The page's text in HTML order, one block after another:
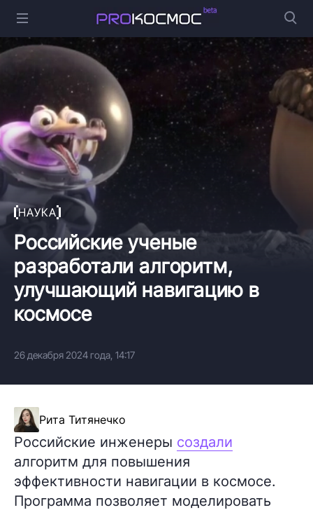
НАУКА
Российские ученые
разработали алгоритм,
улучшающий навигацию в
космосе
26 декабря 2024 года, 14:17
Рита Титянечко
Российские инженеры создали
алгоритм для повышения
эффективности навигации в космосе.
Программа позволяет моделировать